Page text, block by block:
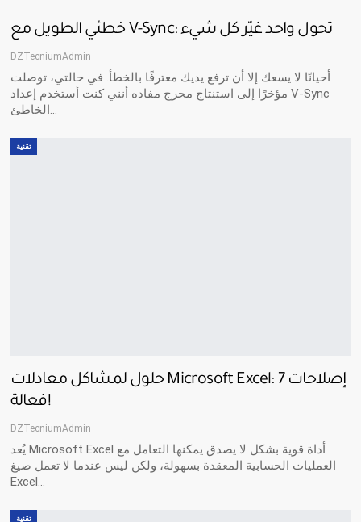
خطئي الطويل مع V-Sync: تحول واحد غيّر كل شيء
DZTecniumAdmin
أحيانًا لا يسعك إلا أن ترفع يديك معترفًا بالخطأ. في حالتي، توصلت
مؤخرًا إلى استنتاج محرج مفاده أنني كنت أستخدم إعداد V-Sync
الخاطئ…
تقنية
حلول لمشاكل معادلات Microsoft Excel: 7 إصلاحات
فعالة!
DZTecniumAdmin
يُعد Microsoft Excel أداة قوية بشكل لا يصدق يمكنها التعامل مع
العمليات الحسابية المعقدة بسهولة، ولكن ليس عندما لا تعمل صيغ
Excel…
تقنية